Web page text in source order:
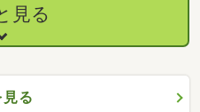
スギ薬局西天満店：徒歩1分
478ｍ）みなと銀行梅田支
署：徒歩6分（470ｍ）
見る
る